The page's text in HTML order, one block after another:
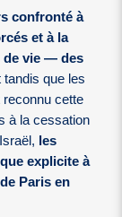
confronté à
et à la
de vie — des
que les
reconnu cette
à la cessation
les
explicite à
Paris en